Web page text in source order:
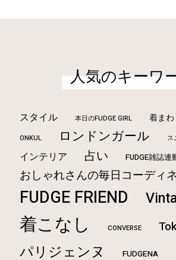
人気のキーワ
スタイル 本日のFUDGE GIRL 着ま
ONKUL ロンドンガール ス
インテリア 占い FUDGE雑誌連
おしゃれさんの毎日コーディ
FUDGE FRIEND
着こなし CONVERSE
パリジェンヌ FUDGENA